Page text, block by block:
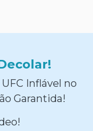
Inflável no
Garantida!